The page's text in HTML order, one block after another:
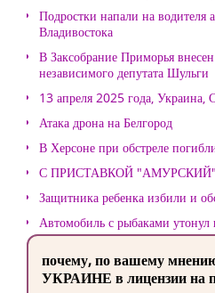
Подростки напали на водителя
Владивостока
В Заксобрание Приморья
независимого депутата Шульги
13 апреля 2025 года, Украина,
Атака дрона на Белгород
В Херсоне при обстреле
С ПРИСТАВКОЙ "АМУРСКИЙ"
Защитника ребенка избили и
Автомобиль с рыбаками
почему, по вашему
УКРАИНЕ в лицензии на